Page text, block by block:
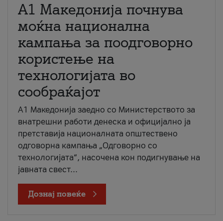
A1 Македонија почнува
моќна национална
кампања за поодговорно
користење на
технологијата во
сообраќајот
A1 Македонија заедно со Министерството за
внатрешни работи денеска и официјално ја
претставија националната општествено
одговорна кампања „Одговорно со
технологијата“, насочена кон подигнување на
јавната свест...
Дознај повеќе